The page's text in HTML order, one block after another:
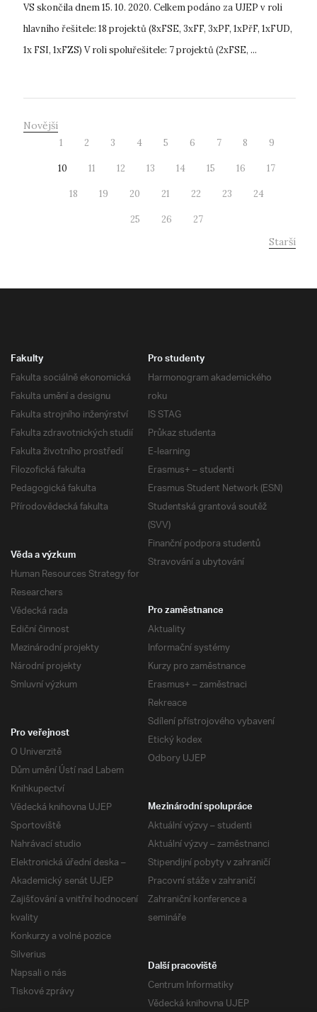
VS skončila dnem 15. 10. 2020. Celkem podáno za UJEP v roli
hlavního řešitele: 18 projektů (8xFSE, 3xFF, 3xPF, 1xPřF, 1xFUD,
1x FSI, 1xFZS) V roli spoluřešitele: 7 projektů (2xFSE, ...
Novější
1 2 3 4 5 6 7 8 9
10 11 12 13 14 15 16 17
18 19 20 21 22 23 24
25 26 27
Starší
Fakulty
Fakulta sociálně ekonomická
Fakulta umění a designu
Fakulta strojního inženýrství
Fakulta zdravotnických studií
Fakulta životního prostředí
Filozofická fakulta
Pedagogická fakulta
Přírodovědecká fakulta
Pro studenty
Harmonogram akademického
roku
IS STAG
Průkaz studenta
E-learning
Erasmus+ – studenti
Erasmus Student Network (ESN)
Studentská grantová soutěž
(SVV)
Finanční podpora studentů
Stravování a ubytování
Věda a výzkum
Human Resources Strategy for
Researchers
Vědecká rada
Ediční činnost
Mezinárodní projekty
Národní projekty
Smluvní výzkum
Pro zaměstnance
Aktuality
Informační systémy
Kurzy pro zaměstnance
Erasmus+ – zaměstnaci
Rekreace
Sdílení přístrojového vybavení
Etický kodex
Odbory UJEP
Pro veřejnost
O Univerzitě
Dům umění Ústí nad Labem
Knihkupectví
Vědecká knihovna UJEP
Sportoviště
Nahrávací studio
Elektronická úřední deska –
Akademický senát UJEP
Zajišťování a vnitřní hodnocení
kvality
Konkurzy a volné pozice
Silverius
Napsali o nás
Tiskové zprávy
Mezinárodní spolupráce
Aktuální výzvy – studenti
Aktuální výzvy – zaměstnanci
Stipendijní pobyty v zahraničí
Pracovní stáže v zahraničí
Zahraniční konference a
semináře
Další pracoviště
Centrum Informatiky
Vědecká knihovna UJEP